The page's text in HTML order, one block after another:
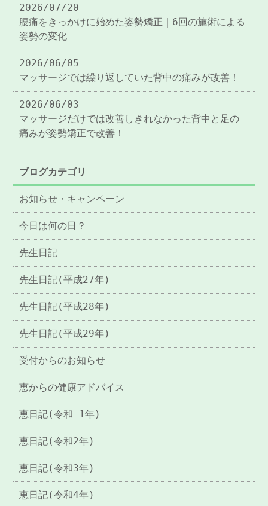
2026/07/20
腰痛をきっかけに始めた姿勢矯正｜6回の施術による
姿勢の変化
2026/06/05
マッサージでは繰り返していた背中の痛みが改善！
2026/06/03
マッサージだけでは改善しきれなかった背中と足の
痛みが姿勢矯正で改善！
ブログカテゴリ
お知らせ・キャンペーン
今日は何の日？
先生日記
先生日記(平成27年)
先生日記(平成28年)
先生日記(平成29年)
受付からのお知らせ
恵からの健康アドバイス
恵日記(令和 1年)
恵日記(令和2年)
恵日記(令和3年)
恵日記(令和4年)